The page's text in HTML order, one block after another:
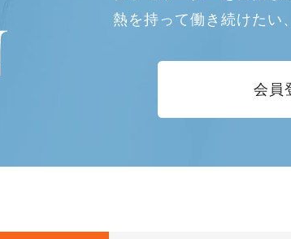
熱を持って働き続けたい
会員